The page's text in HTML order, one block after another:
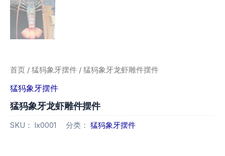
首页 / 猛犸象牙摆件 / 猛犸象牙龙虾雕件摆件
猛犸象牙摆件
猛犸象牙龙虾雕件摆件
SKU： lx0001 分类： 猛犸象牙摆件